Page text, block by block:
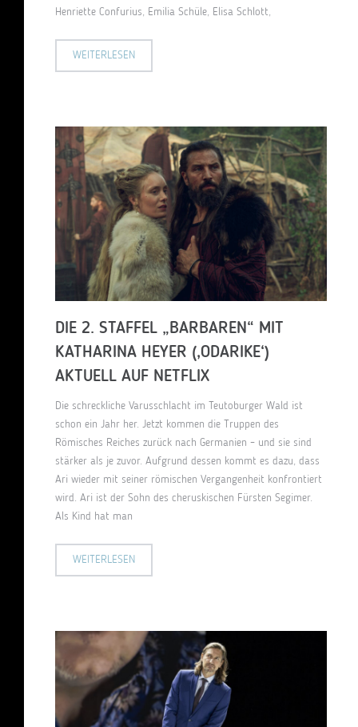
Henriette Confurius, Emilia Schüle, Elisa Schlott,
WEITERLESEN
DIE 2. STAFFEL „BARBAREN“ MIT
KATHARINA HEYER (‚ODARIKE‘)
AKTUELL AUF NETFLIX
Die schreckliche Varusschlacht im Teutoburger Wald ist
schon ein Jahr her. Jetzt kommen die Truppen des
Römisches Reiches zurück nach Germanien – und sie sind
stärker als je zuvor. Aufgrund dessen kommt es dazu, dass
Ari wieder mit seiner römischen Vergangenheit konfrontiert
wird. Ari ist der Sohn des cheruskischen Fürsten Segimer.
Als Kind hat man
WEITERLESEN